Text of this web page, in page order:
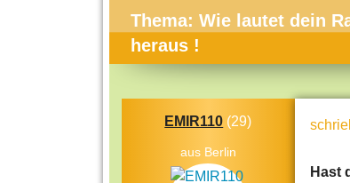
Kontakt
Themen-Specials
Häufig gesucht
Thema: Wie lautet dein
heraus !
EMIR110 (29)
aus Berlin
Hast